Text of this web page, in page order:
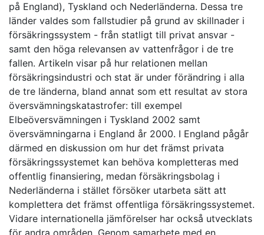
på England), Tyskland och Nederländerna. Dessa tre
länder valdes som fallstudier på grund av skillnader i
försäkringssystem - från statligt till privat ansvar -
samt den höga relevansen av vattenfrågor i de tre
fallen. Artikeln visar på hur relationen mellan
försäkringsindustri och stat är under förändring i alla
de tre länderna, bland annat som ett resultat av stora
översvämningskatastrofer: till exempel
Elbeöversvämningen i Tyskland 2002 samt
översvämningarna i England år 2000. I England pågår
därmed en diskussion om hur det främst privata
försäkringssystemet kan behöva kompletteras med
offentlig finansiering, medan försäkringsbolag i
Nederländerna i stället försöker utarbeta sätt att
komplettera det främst offentliga försäkringssystemet.
Vidare internationella jämförelser har också utvecklats
för andra områden. Genom samarbete med en